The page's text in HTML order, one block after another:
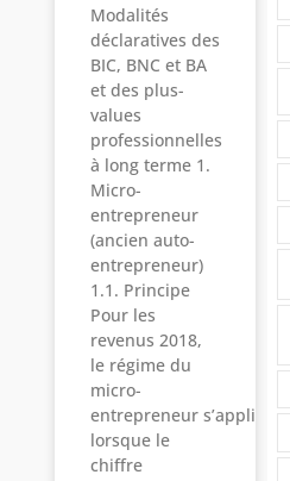
Modalités
déclaratives des
BIC, BNC et BA
et des plus-
values
professionnelles
à long terme 1.
Micro-
entrepreneur
(ancien auto-
entrepreneur)
1.1. Principe
Pour les
revenus 2018,
le régime du
micro-
entrepreneur s’applique
lorsque le
chiffre